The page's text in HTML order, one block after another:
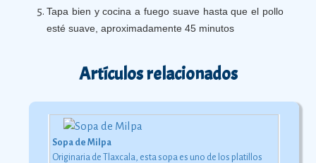
Tapa bien y cocina a fuego suave hasta que el pollo
esté suave, aproximadamente 45 minutos
Artículos relacionados
Sopa de Milpa
Originaria de Tlaxcala, esta sopa es uno de los platillos